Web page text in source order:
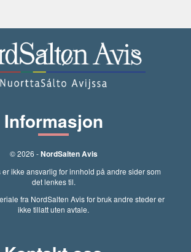
Informasjon
© 2026 -NordSalten Avis
er ikke ansvarlig for innhold på andre sider som
det lenkes til.
fra NordSalten Avis for bruk andre steder er
ikke tillatt uten avtale.